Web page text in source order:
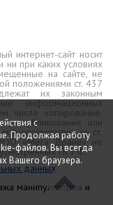
интернет-сайт носит
при каких условиях
на сайте, не
положениями ст. 437
их законным
информационных
числе копирование,
опубликование или
в соответствии со ст.
«Мега Драйв» не
ГК РФ.
данных
манипуляторов и
с
Продолжая работу
файлов. Вы всегда
Вашего браузера.